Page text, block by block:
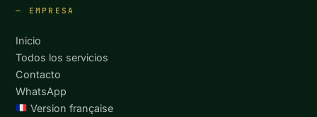
EMPRESA
Inicio
Todos los servicios
Contacto
WhatsApp
Version française